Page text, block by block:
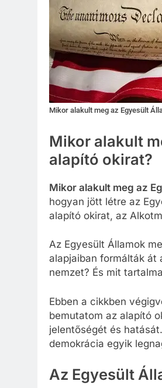
Mikor alakult meg az Egyesült
Mikor alakult
alapító okirat?
Mikor alakult meg az
hogyan jött létre az
alapító okirat, az
Az Egyesült Államok
alapjaiban formálták át
nemzet? És mit
Ebben a cikkben
bemutatom az alapító
jelentőségét és
demokrácia egyik
Az Egyesült